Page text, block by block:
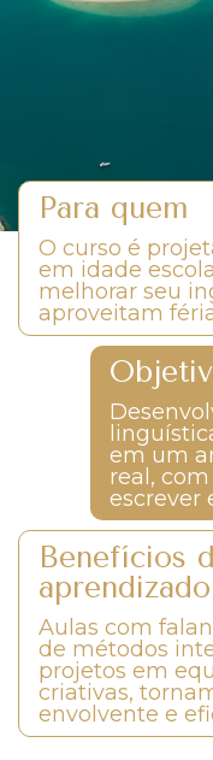
Para quem
O curso é
em idade
melhorar seu
aproveitam
em um
real,
escrever
Benefícios
aprendizado
Aulas com
de métodos
projetos em
criativas,
envolvente e